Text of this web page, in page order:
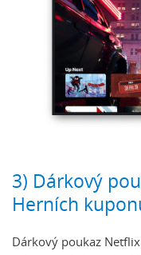
3) Dárkový
Herních
Dárkový poukaz